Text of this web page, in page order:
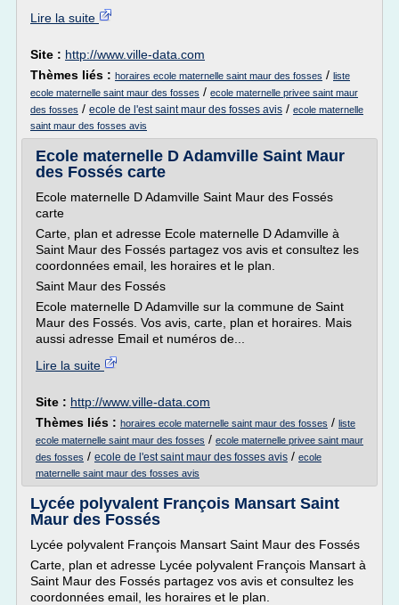
Lire la suite
Site : http://www.ville-data.com
Thèmes liés : horaires ecole maternelle saint maur des fosses / liste
ecole maternelle saint maur des fosses / ecole maternelle privee saint maur
des fosses / ecole de l'est saint maur des fosses avis / ecole maternelle
saint maur des fosses avis
Ecole maternelle D Adamville Saint Maur
des Fossés carte
Ecole maternelle D Adamville Saint Maur des Fossés
carte
Carte, plan et adresse Ecole maternelle D Adamville à
Saint Maur des Fossés partagez vos avis et consultez les
coordonnées email, les horaires et le plan.
Saint Maur des Fossés
Ecole maternelle D Adamville sur la commune de Saint
Maur des Fossés. Vos avis, carte, plan et horaires. Mais
aussi adresse Email et numéros de...
Lire la suite
Site : http://www.ville-data.com
Thèmes liés : horaires ecole maternelle saint maur des fosses / liste
ecole maternelle saint maur des fosses / ecole maternelle privee saint maur
des fosses / ecole de l'est saint maur des fosses avis / ecole
maternelle saint maur des fosses avis
Lycée polyvalent François Mansart Saint
Maur des Fossés
Lycée polyvalent François Mansart Saint Maur des Fossés
Carte, plan et adresse Lycée polyvalent François Mansart à
Saint Maur des Fossés partagez vos avis et consultez les
coordonnées email, les horaires et le plan.